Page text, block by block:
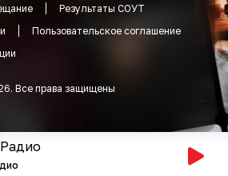
Результаты СОУТ
Пользовательское соглашение
. Все права защищены